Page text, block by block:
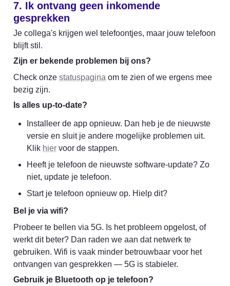
7. Ik ontvang geen inkomende
gesprekken
Je collega's krijgen wel telefoontjes, maar jouw telefoon
blijft stil.
Zijn er bekende problemen bij ons?
Check onze statuspagina om te zien of we ergens mee
bezig zijn.
Is alles up-to-date?
Installeer de app opnieuw. Dan heb je de nieuwste
versie en sluit je andere mogelijke problemen uit.
Klik hier voor de stappen.
Heeft je telefoon de nieuwste software-update? Zo
niet, update je telefoon.
Start je telefoon opnieuw op. Hielp dit?
Bel je via wifi?
Probeer te bellen via 5G. Is het probleem opgelost, of
werkt dit beter? Dan raden we aan dat netwerk te
gebruiken. Wifi is vaak minder betrouwbaar voor het
ontvangen van gesprekken — 5G is stabieler.
Gebruik je Bluetooth op je telefoon?